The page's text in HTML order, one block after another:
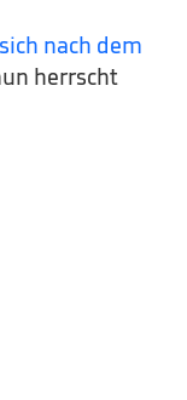
nach dem
herrscht